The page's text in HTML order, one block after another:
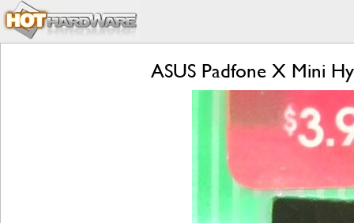
ASUS Padfone X Mini